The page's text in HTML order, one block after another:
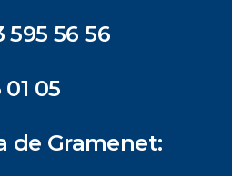
595 56 56
05
de Gramenet: